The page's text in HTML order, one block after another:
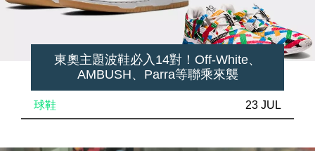
東奧主題波鞋必入14對！Off-White、
AMBUSH、Parra等聯乘來襲
球鞋 23 JUL